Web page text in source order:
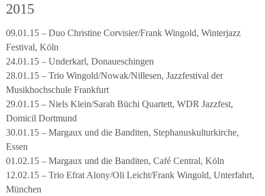
2015
09.01.15 – Duo Christine Corvisier/Frank Wingold, Winterjazz
Festival, Köln
24.01.15 – Underkarl, Donaueschingen
28.01.15 – Trio Wingold/Nowak/Nillesen, Jazzfestival der
Musikhochschule Frankfurt
29.01.15 – Niels Klein/Sarah Büchi Quartett, WDR Jazzfest,
Domicil Dortmund
30.01.15 – Margaux und die Banditen, Stephanuskulturkirche,
Essen
01.02.15 – Margaux und die Banditen, Café Central, Köln
12.02.15 – Trio Efrat Alony/Oli Leicht/Frank Wingold, Unterfahrt,
München